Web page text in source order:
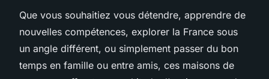
Que vous souhaitiez vous détendre, apprendre de
nouvelles compétences, explorer la France sous
un angle différent, ou simplement passer du bon
temps en famille ou entre amis, ces maisons de